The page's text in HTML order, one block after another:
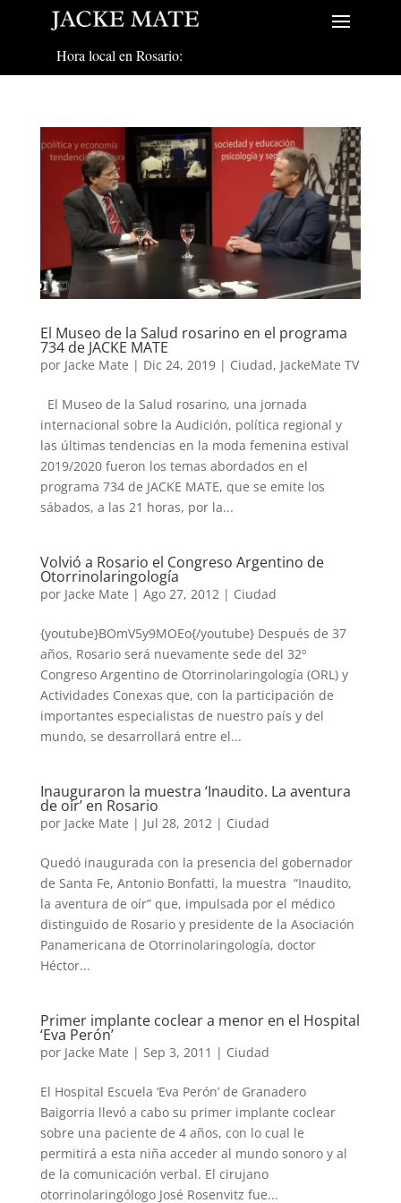
Hora local en Rosario:
El Museo de la Salud rosarino en el programa
734 de JACKE MATE
por Jacke Mate | Dic 24, 2019| Ciudad, JackeMate TV
El Museo de la Salud rosarino, una jornada
internacional sobre la Audición, política regional y
las últimas tendencias en la moda femenina estival
2019/2020 fueron los temas abordados en el
programa 734 de JACKE MATE, que se emite los
sábados, a las 21 horas, por la...
Volvió a Rosario el Congreso Argentino de
Otorrinolaringología
por Jacke Mate | Ago 27, 2012| Ciudad
{youtube}BOmV5y9MOEo{/youtube} Después de 37
años, Rosario será nuevamente sede del 32º
Congreso Argentino de Otorrinolaringología (ORL) y
Actividades Conexas que, con la participación de
importantes especialistas de nuestro país y del
mundo, se desarrollará entre el...
Inauguraron la muestra ‘Inaudito. La aventura
de oír’ en Rosario
por Jacke Mate | Jul 28, 2012| Ciudad
Quedó inaugurada con la presencia del gobernador
de Santa Fe, Antonio Bonfatti, la muestra “Inaudito,
la aventura de oír” que, impulsada por el médico
distinguido de Rosario y presidente de la Asociación
Panamericana de Otorrinolaringología, doctor
Héctor...
Primer implante coclear a menor en el Hospital
‘Eva Perón’
por Jacke Mate | Sep 3, 2011 | Ciudad
El Hospital Escuela ‘Eva Perón’ de Granadero
Baigorria llevó a cabo su primer implante coclear
sobre una paciente de 4 años, con lo cual le
permitirá a esta niña acceder al mundo sonoro y al
de la comunicación verbal. El cirujano
otorrinolaringólogo José Rosenvitz fue...